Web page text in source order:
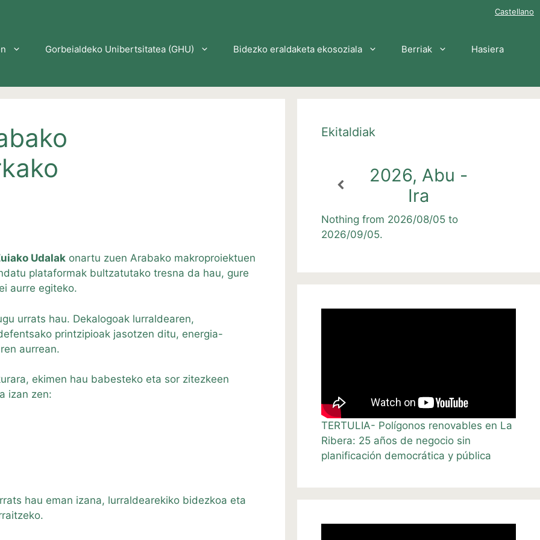
Castellano
Gorbeialdeko Unibertsitatea (GHU) Bidezko eraldaketa ekosoziala Berriak Hasiera
Udalak onartu zuen Arabako makroproiektuen
plataformak bultzatutako tresna da hau, gure
aurre egiteko.
urrats hau. Dekalogoak lurraldearen,
printzipioak jasotzen ditu, energia-
aurrean.
ekimen hau babesteko eta sor zitezkeen
izan zen:
hau eman izana, lurraldearekiko bidezkoa eta
Ekitaldiak
2026, Abu -
Ira
Nothing from 2026/08/05 to
2026/09/05.
TERTULIA- Polígonos renovables en La
Ribera: 25 años de negocio sin
planificación democrática y pública